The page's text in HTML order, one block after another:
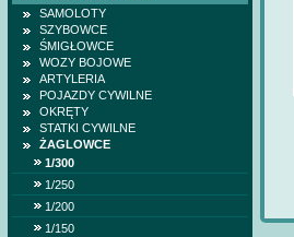
SAMOLOTY
SZYBOWCE
ŚMIGŁOWCE
WOZY BOJOWE
ARTYLERIA
POJAZDY CYWILNE
OKRĘTY
STATKI CYWILNE
ŻAGLOWCE
1/300
1/250
1/200
1/150